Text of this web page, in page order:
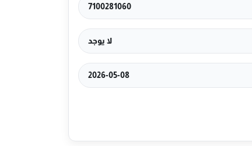
7100281060
لا يوجد
2026-05-08